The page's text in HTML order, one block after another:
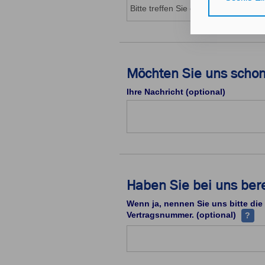
Gerät bzw.
25 Abs. 1
nicht
Zusätzlich
Möchten Sie uns
Ihre Nachricht (optional)
Haben Sie bei uns
Wenn ja, nennen Sie uns bitte die
Vertragsnummer. (optional)
Ihre
?